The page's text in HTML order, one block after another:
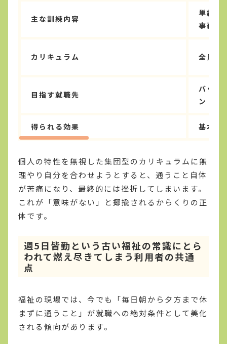
主な訓練内容
単純な
事務作
カリキュラム 全員が
目指す就職先
バック
ント業
得られる効果 基本的
個人の特性を無視した集団型のカリキュラムに無
理やり自分を合わせようとすると、通うこと自体
が苦痛になり、最終的には挫折してしまいます。
これが「意味がない」と揶揄されるからくりの正
体です。
週5日皆勤という古い福祉の常識にとら
われて燃え尽きてしまう利用者の共通
点
福祉の現場では、今でも「毎日朝から夕方まで休
まずに通うこと」が就職への絶対条件として美化
される傾向があります。